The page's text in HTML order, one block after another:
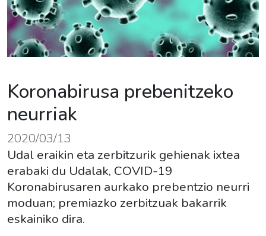
Koronabirusa prebenitzeko
neurriak
2020/03/13
Udal eraikin eta zerbitzurik gehienak ixtea
erabaki du Udalak, COVID-19
Koronabirusaren aurkako prebentzio neurri
moduan; premiazko zerbitzuak bakarrik
eskainiko dira.